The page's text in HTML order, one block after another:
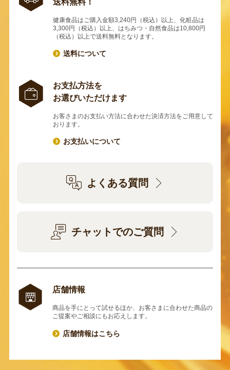
送料無料！
健康食品はご購入金額3,240円（税込）以上、化粧品は
3,300円（税込）以上、はちみつ・自然食品は10,800円
（税込）以上で送料無料となります。
送料について
お支払方法を
お選びいただけます
お客さまのお支払い方法に合わせた決済方法をご用意して
おります。
お支払いについて
よくある質問
チャットでのご質問
店舗情報
商品を手にとって試せるほか、お客さまに合わせた商品の
ご提案やご相談にもお応えします。
店舗情報はこちら